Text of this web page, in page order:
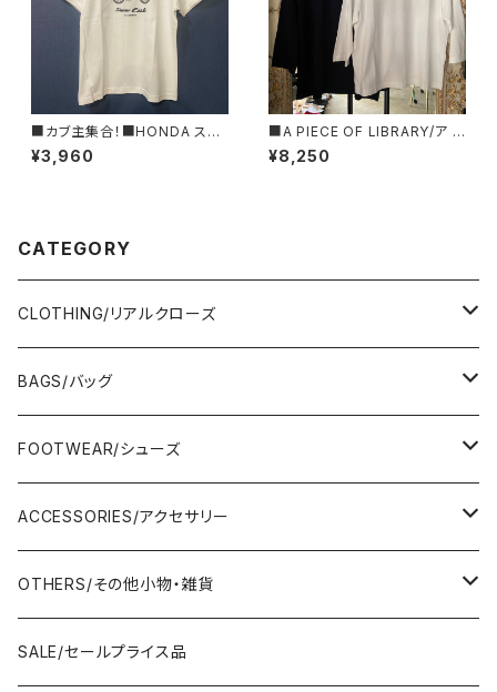
■カブ主集合！■HONDA スー
パーカブTシャツ■GIFTにもオ
ススメ
¥3,960
■A PIECE OF LIBRARY/ア ピ
ース オブ ライブラリー■エブリ
ーコットン・ガーデンT■MADE
¥8,250
CATEGORY
CLOTHING/リアルクローズ
TOPS/トップス
Adonisis/アドニシス
AMERICANA/アメリカーナ
BOTOMS/ボトム
Adonisis/アドニシス
amherst/アムハースト
ONE-PIECE/ワンピース
anana/アナナ
J.Sloane/ジェイスロアン
OUTER/アウター
anana/アナナ
BAGS/バッグ
HAND BAG/ハンドバッグ
mononogu/もののぐ
IMPORT/インポート
SHOULDER BAG/ショルダーバッグ
mononogu/もののぐ
IMPORT/インポート
TOTE BAG/トートバッグ
mononogu/もののぐ
OTHERS/その他
FOOTWEAR/シューズ
PUMPS/パンプス
コツコツ
IMPORT/インポート
SANDAL/サンダル
コツコツ
BOOTS/ブーツ
ACCESSORIES/アクセサリー
EARRINGS/イヤリング
RING/指輪
OTHERS/その他小物・雑貨
BELT/ベルト
SALE/セールプライス品